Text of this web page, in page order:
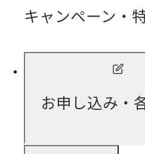
キャンペーン・
お申し込み・